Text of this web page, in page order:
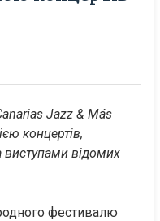
Jazz & Más
концертів,
виступами відомих
фестивалю